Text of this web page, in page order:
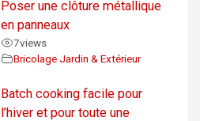
Poser une clôture métallique
en panneaux
7views
Bricolage Jardin & Extérieur
Batch cooking facile pour
l’hiver et pour toute une